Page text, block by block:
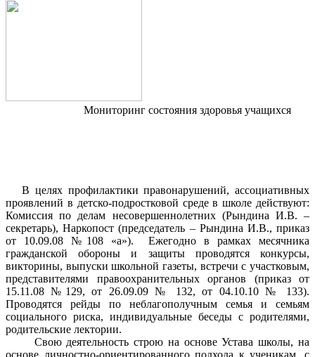
Мониторинг состояния здоровья учащихся
В целях профилактики правонарушений, ассоциативных
проявлений в детско-подростковой среде в школе действуют:
Комиссия по делам несовершеннолетних (Рындина И.В. –
секретарь), Наркопост (председатель – Рындина И.В., приказ
от 10.09.08 №108 «а»). Ежегодно в рамках месячника
гражданской обороны и защиты проводятся конкурсы,
викторины, выпуски школьной газеты, встречи с участковым,
представителями правоохранительных органов (приказ от
15.11.08 №129, от 26.09.09 № 132, от 04.10.10 № 133).
Проводятся рейды по неблагополучным семья и семьям
социального риска, индивидуальные беседы с родителями,
родительские лектории.
Свою деятельность строю на основе Устава школы, на